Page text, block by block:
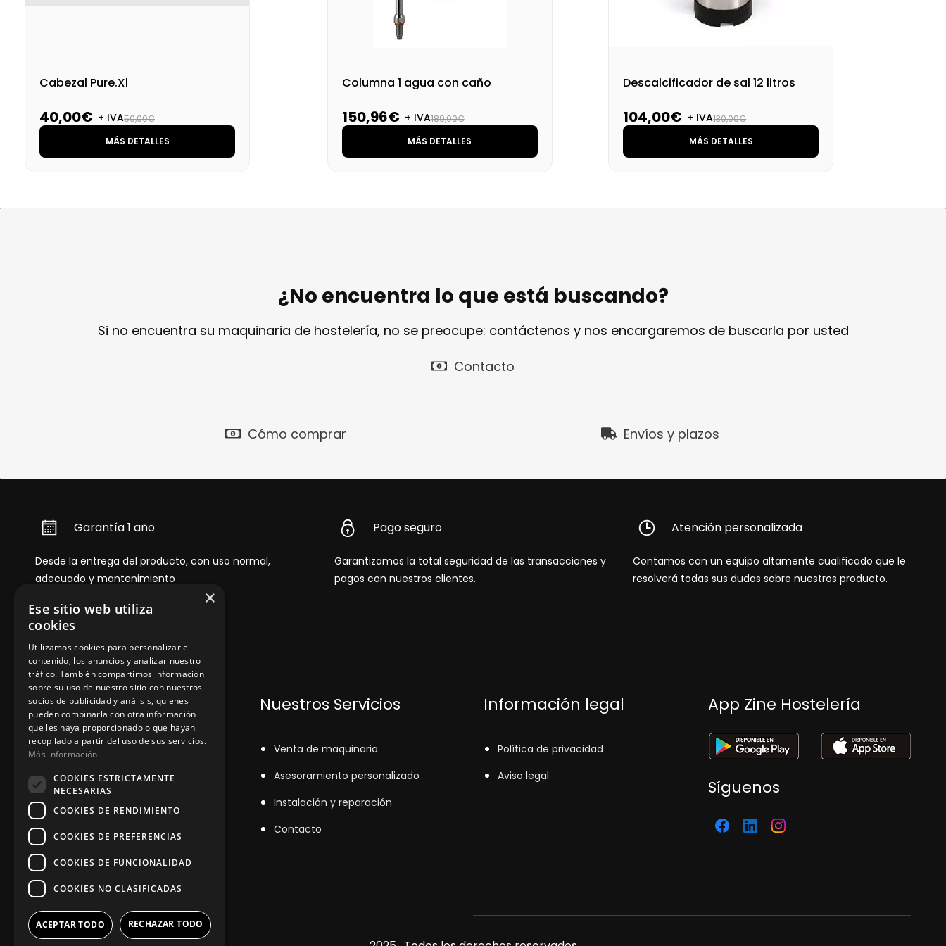
Cabezal Pure.Xl
40,00€ + IVA50,00€
MÁS DETALLES
Columna 1 agua con caño
150,96€ + IVA189,00€
MÁS DETALLES
Descalcificador de sal 12 litros
104,00€ + IVA130,00€
MÁS DETALLES
¿No encuentra lo que está buscando?
Si no encuentra su maquinaria de hostelería, no se preocupe: contáctenos y nos encargaremos de buscarla por usted
Contacto
Cómo comprar Envíos y plazos
Garantía 1 año
Desde la entrega del producto, con uso normal,
adecuado y mantenimiento
Pago seguro
Garantizamos la total seguridad de las transacciones y
pagos con nuestros clientes.
Atención personalizada
Contamos con un equipo altamente cualificado que le
resolverá todas sus dudas sobre nuestros producto.
Dónde encontrarnos
+34871043524
Balears
Nuestros Servicios
Venta de maquinaria
Asesoramiento personalizado
Instalación y reparación
Contacto
Información legal
Política de privacidad
Aviso legal
App Zine Hostelería
Síguenos
×
Ese sitio web utiliza
cookies
Utilizamos cookies para personalizar el
contenido, los anuncios y analizar nuestro
tráfico. También compartimos información
sobre su uso de nuestro sitio con nuestros
socios de publicidad y análisis, quienes
pueden combinarla con otra información
que les haya proporcionado o que hayan
recopilado a partir del uso de sus servicios.
Más información
COOKIES ESTRICTAMENTE
NECESARIAS
COOKIES DE RENDIMIENTO
COOKIES DE PREFERENCIAS
COOKIES DE FUNCIONALIDAD
COOKIES NO CLASIFICADAS
ACEPTAR TODO RECHAZAR TODO